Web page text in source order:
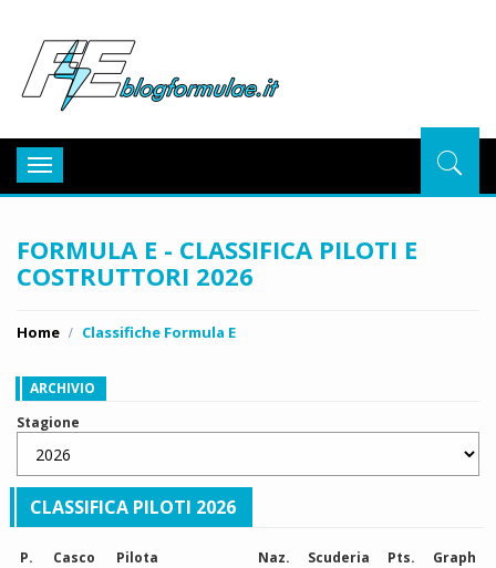
Toggle
navigation
FORMULA E - CLASSIFICA PILOTI E
COSTRUTTORI 2026
Home Classifiche Formula E
ARCHIVIO
Stagione
CLASSIFICA PILOTI 2026
P. Casco Pilota Naz. Scuderia Pts. Graph